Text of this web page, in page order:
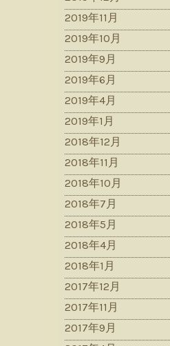
2019年11月
2019年10月
2019年9月
2019年6月
2019年4月
2019年1月
2018年12月
2018年11月
2018年10月
2018年7月
2018年5月
2018年4月
2018年1月
2017年12月
2017年11月
2017年9月